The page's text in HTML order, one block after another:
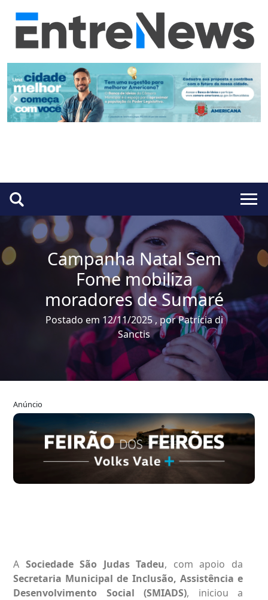
Campanha Natal Sem
Fome mobiliza
moradores de Sumaré
Postado em 12/11/2025 , por Patrícia di
Sanctis
Anúncio
A Sociedade São Judas Tadeu, com apoio da
Secretaria Municipal de Inclusão, Assistência e
Desenvolvimento Social (SMIADS), iniciou a